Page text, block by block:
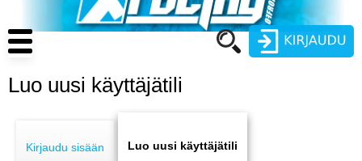
Käyttäjätunnus
Main
navigation
ENDURO
Luo uusi käyttäjätili
tabs
Kirjaudu sisään Luo uusi käyttäjätili